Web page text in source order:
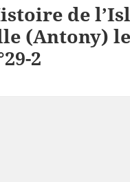
de
(Antony)
2